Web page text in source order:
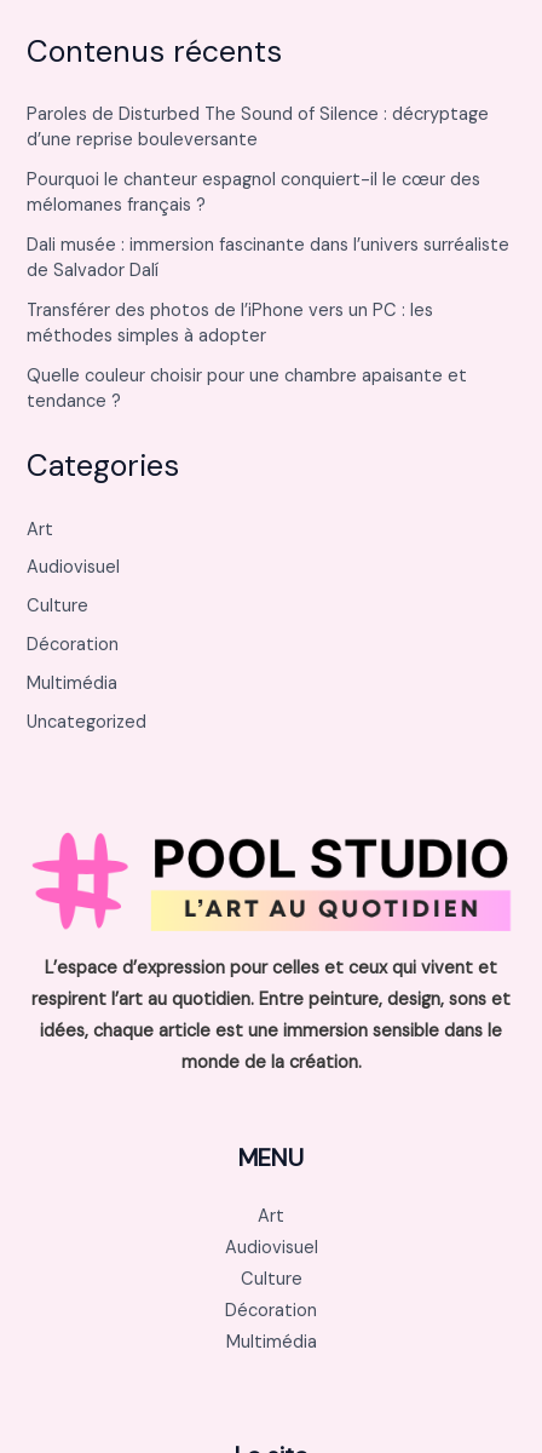
Contenus récents
Paroles de Disturbed The Sound of Silence : décryptage
d’une reprise bouleversante
Pourquoi le chanteur espagnol conquiert-il le cœur des
mélomanes français ?
Dali musée : immersion fascinante dans l’univers surréaliste
de Salvador Dalí
Transférer des photos de l’iPhone vers un PC : les
méthodes simples à adopter
Quelle couleur choisir pour une chambre apaisante et
tendance ?
Categories
Art
Audiovisuel
Culture
Décoration
Multimédia
Uncategorized
L’espace d’expression pour celles et ceux qui vivent et
respirent l’art au quotidien. Entre peinture, design, sons et
idées, chaque article est une immersion sensible dans le
monde de la création.
MENU
Art
Audiovisuel
Culture
Décoration
Multimédia